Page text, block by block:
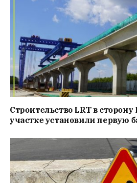
Строительство LRT в
участке установили первую